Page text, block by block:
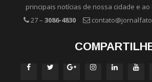
principais notícias de nossa cidade e
27 – 3086-4830